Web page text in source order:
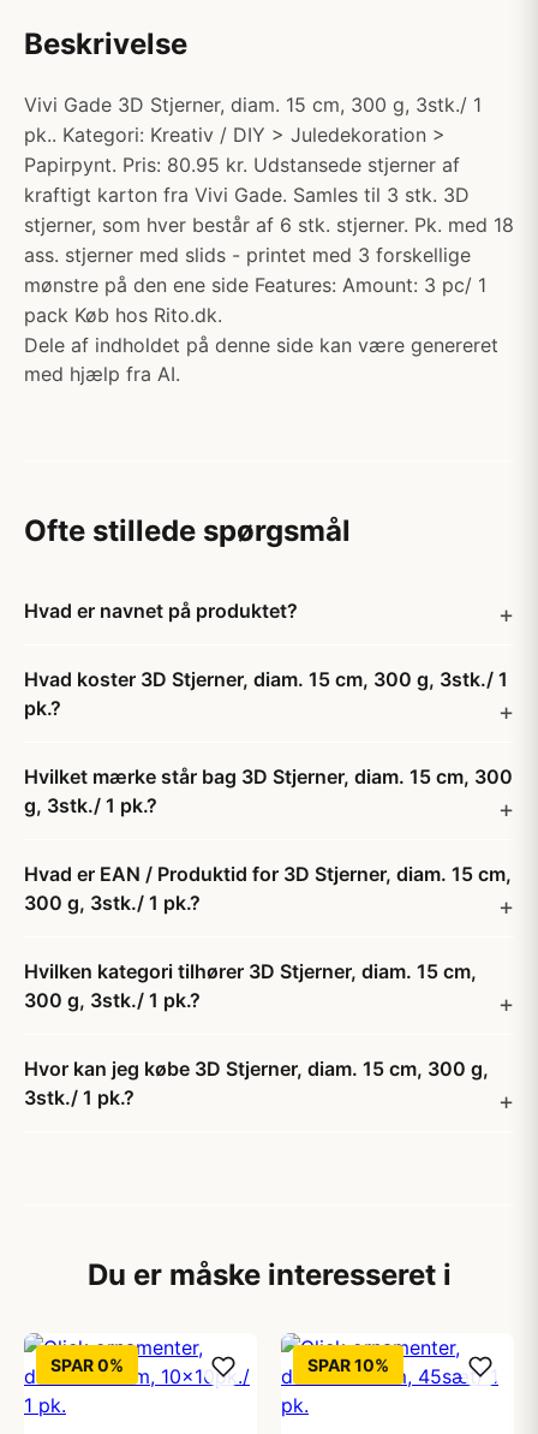
Beskrivelse
Vivi Gade 3D Stjerner, diam. 15 cm, 300 g, 3stk./ 1
pk.. Kategori: Kreativ / DIY > Juledekoration >
Papirpynt. Pris: 80.95 kr. Udstansede stjerner af
kraftigt karton fra Vivi Gade. Samles til 3 stk. 3D
stjerner, som hver består af 6 stk. stjerner. Pk. med 18
ass. stjerner med slids - printet med 3 forskellige
mønstre på den ene side Features: Amount: 3 pc/ 1
pack Køb hos Rito.dk.
Dele af indholdet på denne side kan være genereret
med hjælp fra AI.
Ofte stillede spørgsmål
Hvad er navnet på produktet?
Hvad koster 3D Stjerner, diam. 15 cm, 300 g, 3stk./ 1
pk.?
Hvilket mærke står bag 3D Stjerner, diam. 15 cm, 300
g, 3stk./ 1 pk.?
Hvad er EAN / Produktid for 3D Stjerner, diam. 15 cm,
300 g, 3stk./ 1 pk.?
Hvilken kategori tilhører 3D Stjerner, diam. 15 cm,
300 g, 3stk./ 1 pk.?
Hvor kan jeg købe 3D Stjerner, diam. 15 cm, 300 g,
3stk./ 1 pk.?
Du er måske interesseret i
SPAR 0% SPAR 10%